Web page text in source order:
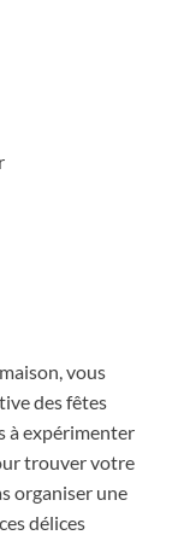
vous
des fêtes
à expérimenter
trouver votre
organiser une
délices